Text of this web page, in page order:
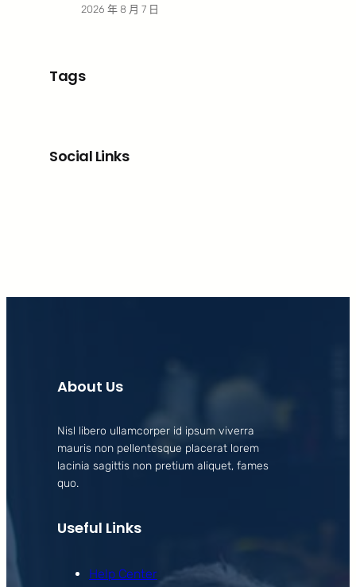
2026 年 8 月 7 日
Tags
Social Links
About Us
Nisl libero ullamcorper id ipsum viverra
mauris non pellentesque placerat lorem
lacinia sagittis non pretium aliquet, fames
quo.
Useful Links
Help Center